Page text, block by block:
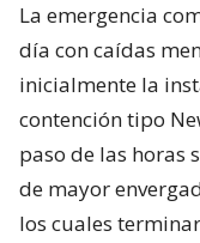
La emergencia
día con caídas
inicialmente la
contención tipo
paso de las horas
de mayor
los cuales